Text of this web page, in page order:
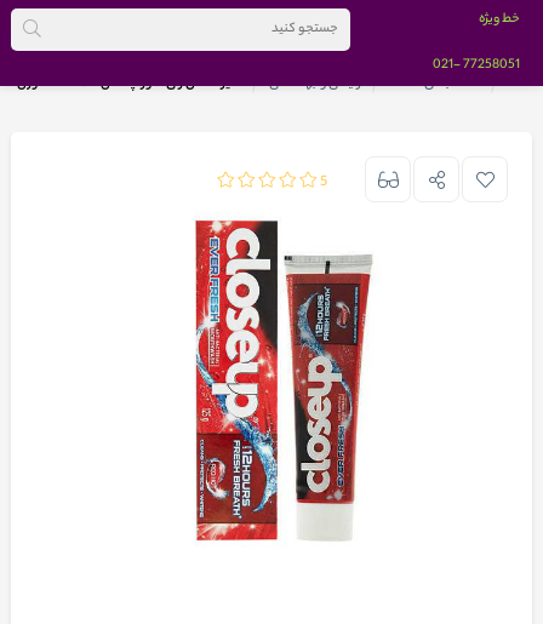
خط ویژه
77258051
-021
خانه
دسته بندی کالاها آرایشی و بهداشتی خمیر دندان ژلی کلوزاپ مدل RED HOT وزن 125 گرم
5